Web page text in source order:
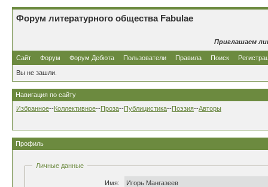
Форум литературного общества Fabulae
Приглашаем
Сайт Форум Форум Дебюта Пользователи Правила Поиск
Вы не зашли.
Навигация по сайту
Избранное--Коллективное--Проза--Публицистика--Поэзия--Авторы
Профиль
Личные данные
Имя:
Игорь Мангазеев